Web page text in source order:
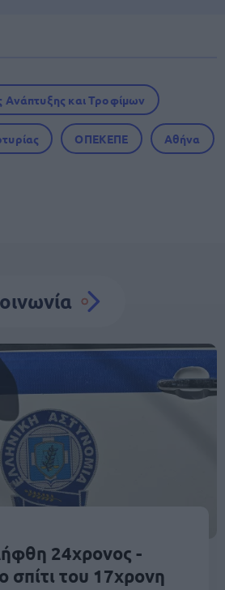
Ανάπτυξης και Τροφίμων
ΟΠΕΚΕΠΕ Αθήνα
24χρονος -
σπίτι του 17χρονη